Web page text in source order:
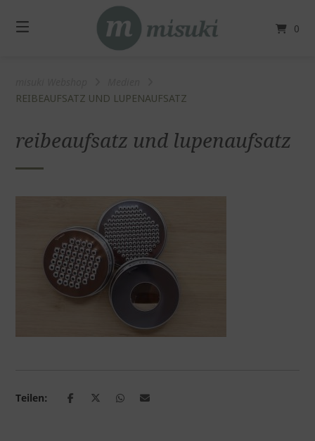
zum
Inhalt
0
REIBEAUFSATZ UND LUPENAUFSATZ
reibeaufsatz und lupenaufsatz
Teilen: